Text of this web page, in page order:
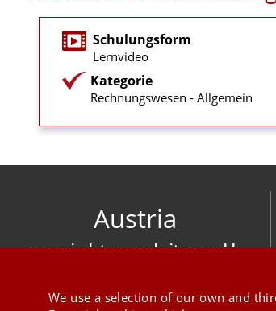
Schulungsform
Lernvideo
Kategorie
Rechnungswesen - Allgemein
Austria
mesonic datenverarbeitung gmbh
We use a selection of our own and